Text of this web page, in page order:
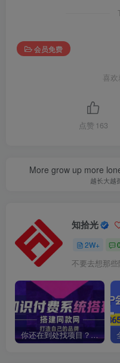
会员免费
喜
点赞 163
More grow up more
越长大越
知拾光
2W+ 0
你还在到处找项目？还在当韭菜？我靠卖项目一个月收入5万+，曾经我也是个失败者。